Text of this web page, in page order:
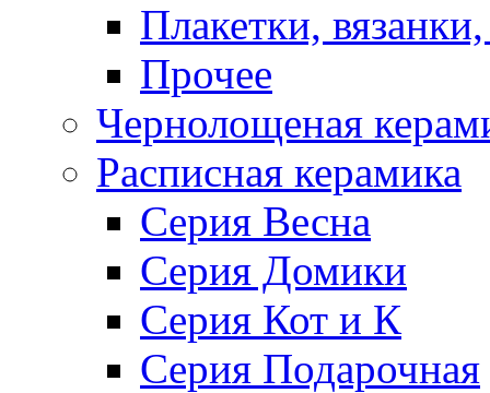
Плакетки,
Прочее
Чернолощеная
Расписная керамика
Серия Весна
Серия Домики
Серия Кот и К
Серия Подарочная